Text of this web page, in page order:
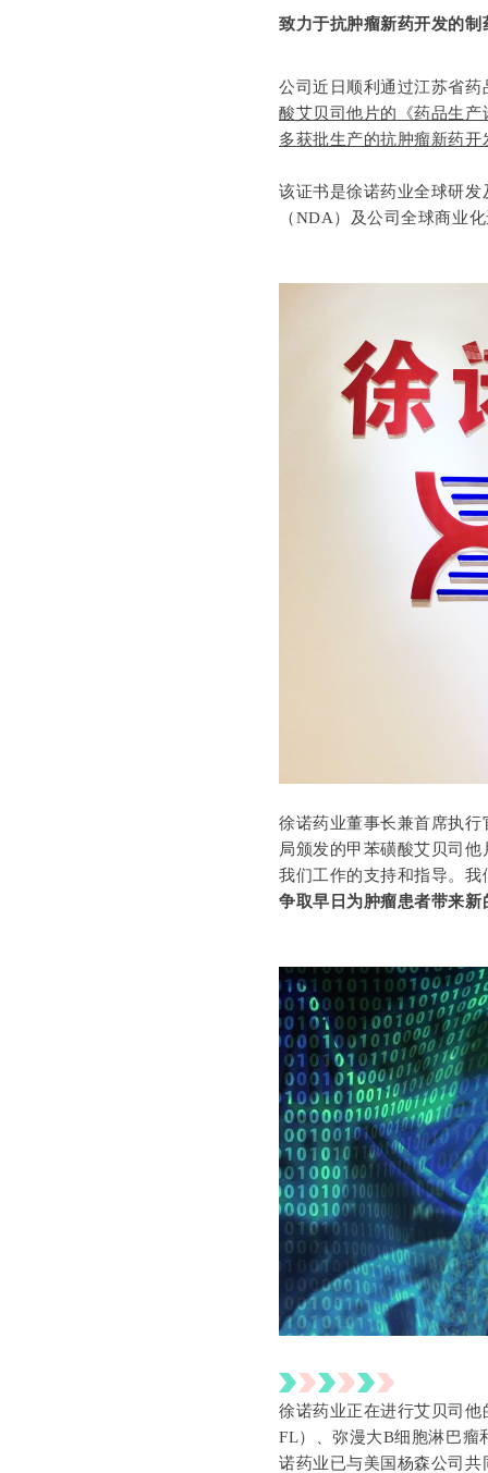
致力于抗肿瘤新药开发的
公司近日顺利通过江苏省
酸艾贝司他片的《药品生
多获批生产的抗肿瘤新药开
该证书是徐诺药业全球研
（NDA）及公司全球商业
徐诺药业董事长兼首席执
局颁发的甲苯磺酸艾贝司
我们工作的支持和指导。
争取早日为肿瘤患者带来新
徐诺药业正在进行艾贝司
FL）、弥漫大B细胞淋巴瘤
诺药业已与美国杨森公司